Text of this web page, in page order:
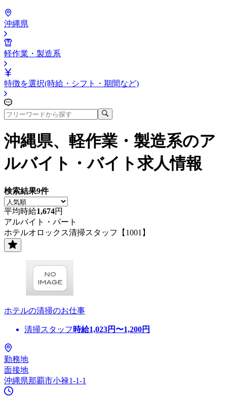
沖縄県
軽作業・製造系
特徴を選択(時給・シフト・期間など)
沖縄県、軽作業・製造系のア
ルバイト・バイト求人情報
検索結果9件
平均時給1,674円
アルバイト・パート
ホテルオロックス清掃スタッフ【1001】
ホテルの清掃のお仕事
清掃スタッフ 時給1,023円〜1,200円
勤務地
面接地
沖縄県那覇市小禄1-1-1